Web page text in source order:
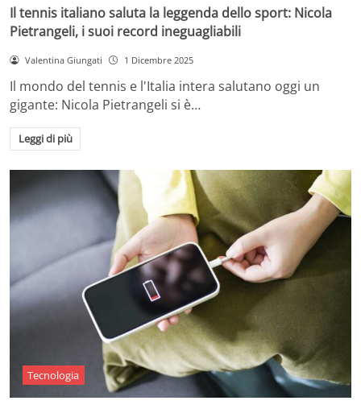
Il tennis italiano saluta la leggenda dello sport: Nicola
Pietrangeli, i suoi record ineguagliabili
Valentina Giungati 1 Dicembre 2025
Il mondo del tennis e l'Italia intera salutano oggi un
gigante: Nicola Pietrangeli si è…
Leggi di più
Tecnologia